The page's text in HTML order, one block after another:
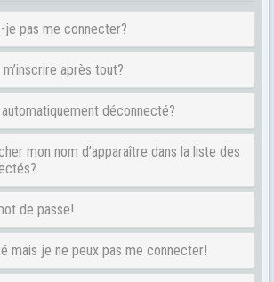
je pas me connecter?
après tout?
déconnecté?
mon nom d’apparaître dans la liste des
de passe!
mais je ne peux pas me connecter!